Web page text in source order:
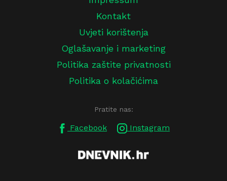
Kontakt
Uvjeti korištenja
Oglašavanje i marketing
Politika zaštite privatnosti
Politika o kolačićima
Pratite nas:
Facebook Instagram